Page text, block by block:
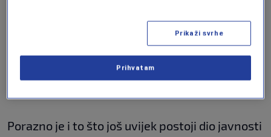
"Mi od 2000. razvijamo naš pravni sistem
otkako je deifnisano kako krivično djelo
, kaže, ali dodaje da još toga
Porazno je i to što još uvijek postoji dio javnosti
Prikaži svrhe
Prihvatam